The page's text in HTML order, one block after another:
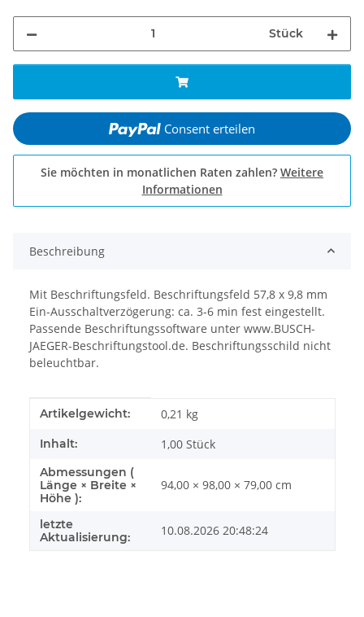
Stück
Consent erteilen
Sie möchten in monatlichen Raten zahlen? Weitere
Informationen
Beschreibung
Mit Beschriftungsfeld. Beschriftungsfeld 57,8 x 9,8 mm
Ein-Ausschaltverzögerung: ca. 3-6 min fest eingestellt.
Passende Beschriftungssoftware unter www.BUSCH-
JAEGER-Beschriftungstool.de. Beschriftungsschild nicht
beleuchtbar.
Produkteigenschaft
Wert
Artikelgewicht: 0,21 kg
Inhalt: 1,00 Stück
Abmessungen (
Länge × Breite ×
Höhe ):
94,00 × 98,00 × 79,00 cm
letzte
Aktualisierung:
10.08.2026 20:48:24